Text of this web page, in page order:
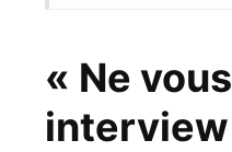
« Ne
interview